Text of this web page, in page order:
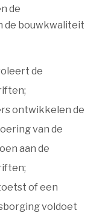
de
de bouwkwaliteit
de
ontwikkelen de
van de
aan de
of een
voldoet